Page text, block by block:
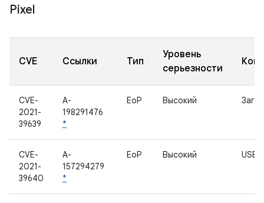
Pixel
CVE Ссылки Тип
Уровень
серьезности
CVE-
2021-
39639
A-
198291476
*
EoP Высокий
CVE-
2021-
39640
A-
157294279
*
EoP Высокий USB